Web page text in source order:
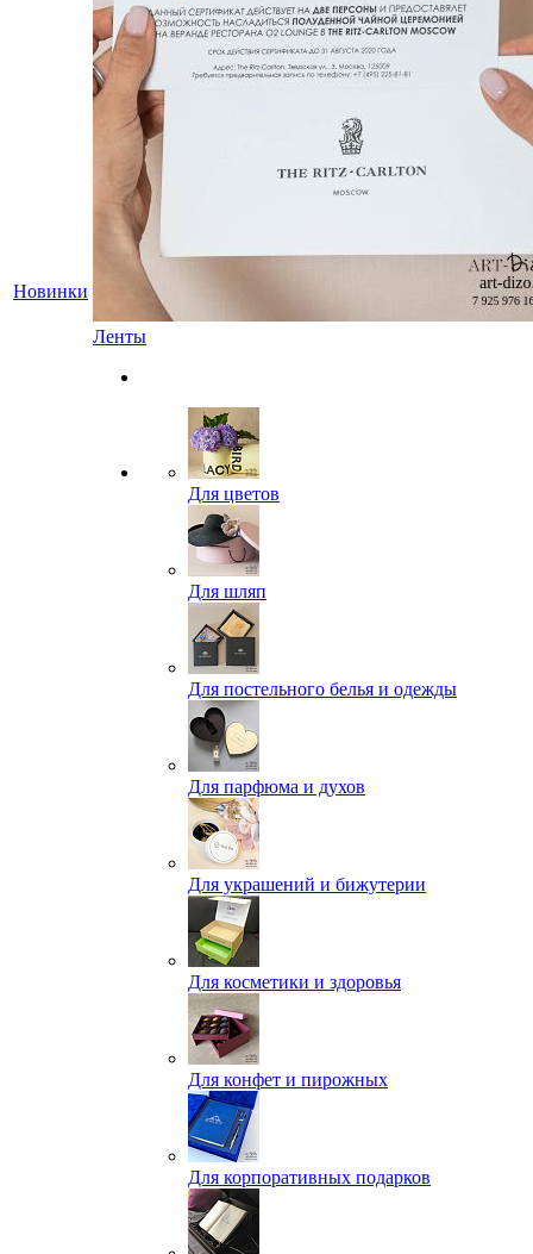
Новинки
Ленты
Для цветов
Для шляп
Для постельного белья и одежды
Для парфюма и духов
Для украшений и бижутерии
Для косметики и здоровья
Для конфет и пирожных
Для корпоративных подарков